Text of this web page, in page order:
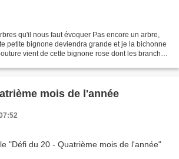
qu'il nous faut évoquer Pas encore un arbre,
petite bignone deviendra grande et je la bichonne
vient de cette bignone rose dont les branches
mois de l'année